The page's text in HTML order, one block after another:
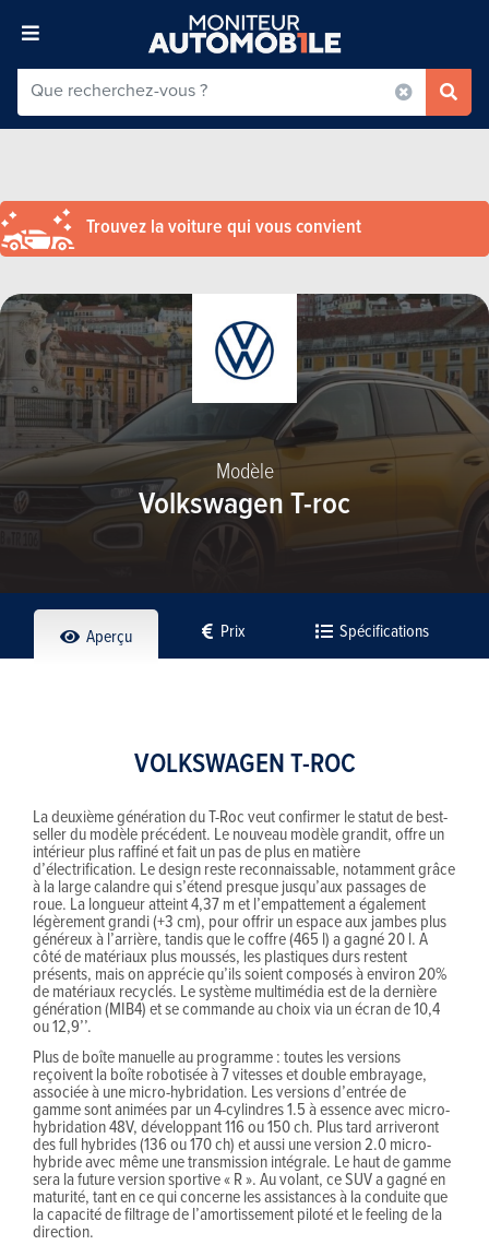
Trouvez la voiture qui vous convient
Modèle
Volkswagen T-roc
Aperçu Prix Spécifications
VOLKSWAGEN T-ROC
La deuxième génération du T-Roc veut confirmer le statut de best-
seller du modèle précédent. Le nouveau modèle grandit, offre un
intérieur plus raffiné et fait un pas de plus en matière
d’électrification. Le design reste reconnaissable, notamment grâce
à la large calandre qui s’étend presque jusqu’aux passages de
roue. La longueur atteint 4,37 m et l’empattement a également
légèrement grandi (+3 cm), pour offrir un espace aux jambes plus
généreux à l’arrière, tandis que le coffre (465 l) a gagné 20 l. A
côté de matériaux plus moussés, les plastiques durs restent
présents, mais on apprécie qu’ils soient composés à environ 20%
de matériaux recyclés. Le système multimédia est de la dernière
génération (MIB4) et se commande au choix via un écran de 10,4
ou 12,9’’.
Plus de boîte manuelle au programme : toutes les versions
reçoivent la boîte robotisée à 7 vitesses et double embrayage,
associée à une micro-hybridation. Les versions d’entrée de
gamme sont animées par un 4-cylindres 1.5 à essence avec micro-
hybridation 48V, développant 116 ou 150 ch. Plus tard arriveront
des full hybrides (136 ou 170 ch) et aussi une version 2.0 micro-
hybride avec même une transmission intégrale. Le haut de gamme
sera la future version sportive « R ». Au volant, ce SUV a gagné en
maturité, tant en ce qui concerne les assistances à la conduite que
la capacité de filtrage de l’amortissement piloté et le feeling de la
direction.